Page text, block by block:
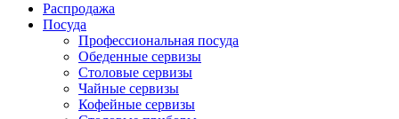
Распродажа
Посуда
Профессиональная посуда
Обеденные сервизы
Столовые сервизы
Чайные сервизы
Кофейные сервизы